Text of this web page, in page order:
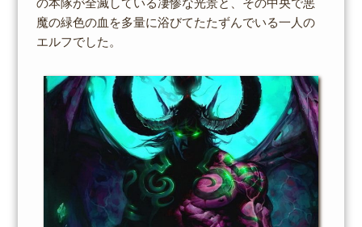
の本隊が全滅している凄惨な光景と、その中央で悪
魔の緑色の血を多量に浴びてたたずんでいる一人の
エルフでした。